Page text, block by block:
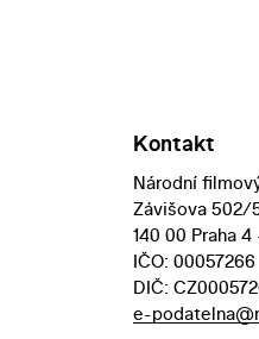
Kontakt
Národní
Závišova 502/
140 00 Praha
IČO: 00057266
DIČ:
e-